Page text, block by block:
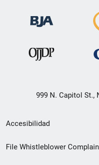
999 N. Capitol St.,
Menú
de
Accesibilidad
File Whistleblower